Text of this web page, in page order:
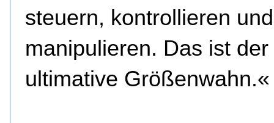
steuern, kontrollieren und
manipulieren. Das ist der
ultimative Größenwahn.«